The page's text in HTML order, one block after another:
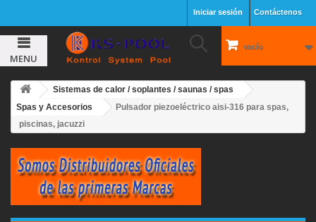
Contáctenos
Iniciar sesión
vacío
MENU
Sistemas de calor / soplantes / saunas / spas
Spas y Accesorios
Pulsador piezoeléctrico aisi-316 para spas,
piscinas, jacuzzi